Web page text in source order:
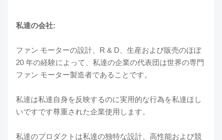
私達の会社:
ファン モーターの設計、R & D、生産および販売のほぼ
20 年の経験によって、私達の企業の代表団は世界の専門
ファン モーター製造者であることです。
私達は私達自身を反映するのに実用的な行為を私達ほし
いですです尊重された企業使用します。
私達のプロダクトは私達の独特な設計、高性能および競